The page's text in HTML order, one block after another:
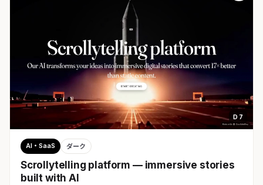
D 7
AI・SaaS ダーク
Scrollytelling platform — immersive stories
built with AI